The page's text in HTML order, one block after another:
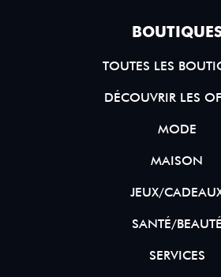
TOUTES LES
DÉCOUVRIR LES
MODE
MAISON
JEUX/
SANTÉ/BEAUTÉ
SERVICES